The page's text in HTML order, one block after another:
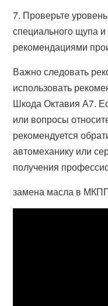
7. Проверьте
специального щупа и
рекомендациями
Важно следовать
использовать
Шкода Октавия А7.
или вопросы
рекомендуется
автомеханику или
получения
замена масла в